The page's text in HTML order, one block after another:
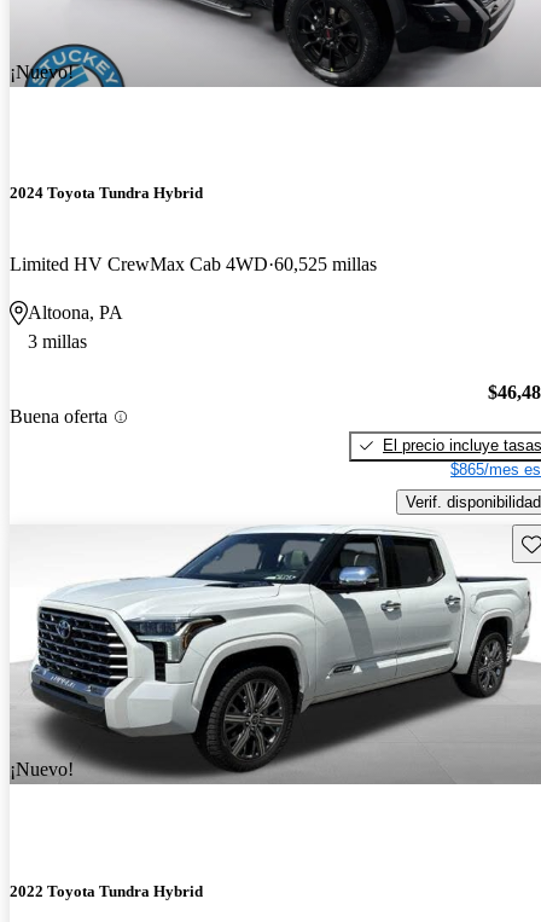
¡Nuevo!
2024 Toyota Tundra Hybrid
Limited HV CrewMax Cab 4WD 60,525 millas
Altoona, PA
3 millas
Buena oferta
El precio incluye tasas
$865/mes
Verif. disponibilidad
¡Nuevo!
2022 Toyota Tundra Hybrid